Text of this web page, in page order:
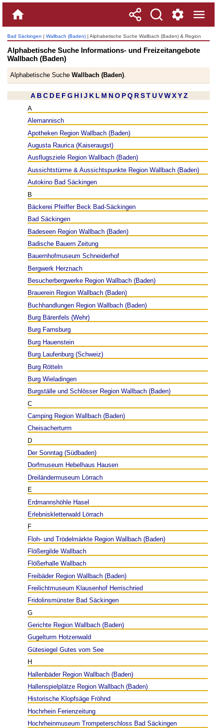
Bad Säckingen | Wallbach (Baden) | Alphabetische Suche Wallbach (Baden) & Region
Alphabetische Suche Informations- und Freizeitangebote
Wallbach (Baden)
Alphabetische Suche Wallbach (Baden).
A BC D E F G H I J K L M NO PQ RSTUVWXYZ
A
Alemannisch
Apotheken Region Wallbach (Baden)
Augusta Raurica (Kaiseraugst)
Ausflugsziele Region Wallbach (Baden)
Aussichtstürme & Aussichtspunkte Region Wallbach (Baden)
Autokino Bad Säckingen
B
Bäckerei Pfeiffer Beck Bad-Säckingen
Bad Säckingen
Badeseen Region Wallbach (Baden)
Badische Bauern Zeitung
Bauernhofmuseum Schneiderhof
Bergwerk Herznach
Besucherbergwerke Region Wallbach (Baden)
Brauerein Region Wallbach (Baden)
Buchhandlungen Region Wallbach (Baden)
Burg Bärenfels (Wehr)
Burg Farnsburg
Burg Hauenstein
Burg Laufenburg (Schweiz)
Burg Rötteln
Burg Wieladingen
Burgställe und Schlösser Region Wallbach (Baden)
C
Camping Region Wallbach (Baden)
Cheisacherturm
D
Der Sonntag (Südbaden)
Dorfmuseum Hebelhaus Hausen
Dreiländermuseum Lörrach
E
Erdmannshöhle Hasel
Erlebniskletterwald Lörrach
F
Floh- und Trödelmärkte Region Wallbach (Baden)
Flößergilde Wallbach
Flößerhalle Wallbach
Freibäder Region Wallbach (Baden)
Freilichtmuseum Klausenhof Herrischried
Fridolinsmünster Bad Säckingen
G
Gerichte Region Wallbach (Baden)
Gugelturm Hotzenwald
Gütesiegel Gutes vom See
H
Hallenbäder Region Wallbach (Baden)
Hallenspielplätze Region Wallbach (Baden)
Historische Klopfsäge Fröhnd
Hochrhein Ferienzeitung
Hochrheinmuseum Trompeterschloss Bad Säckingen